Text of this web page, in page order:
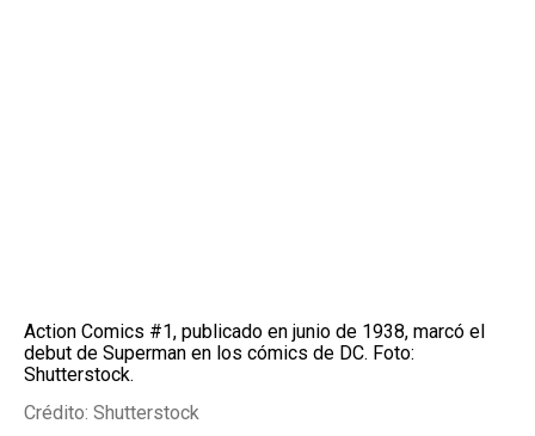
Action Comics #1, publicado en junio de 1938, marcó el
debut de Superman en los cómics de DC. Foto:
Shutterstock.
Crédito: Shutterstock